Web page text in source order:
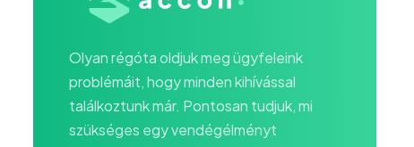
Olyan régóta oldjuk meg ügyfeleink
problémáit, hogy minden kihívással
találkoztunk már. Pontosan tudjuk, mi
szükséges egy vendégélményt